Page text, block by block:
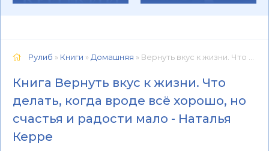
Рулиб » Книги » Домашняя » Вернуть вкус к жизни. Что делать, когда вроде всё хорошо, но счастья и радости мало - Наталья Керре 📕 - Книга онлайн бесплатно
Книга Вернуть вкус к жизни. Что
делать, когда вроде всё хорошо, но
счастья и радости мало - Наталья
Керре